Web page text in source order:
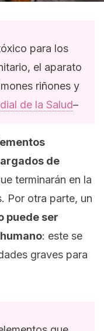
para los
el aparato
riñones y
de la Salud–
de
terminarán en la
Por otra parte, un
puede ser
: este se
graves para